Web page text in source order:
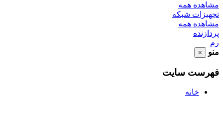
مشاهده همه
تجهیزات شبکه
مشاهده همه
پردازنده
رم
منو
×
فهرست سایت
خانه